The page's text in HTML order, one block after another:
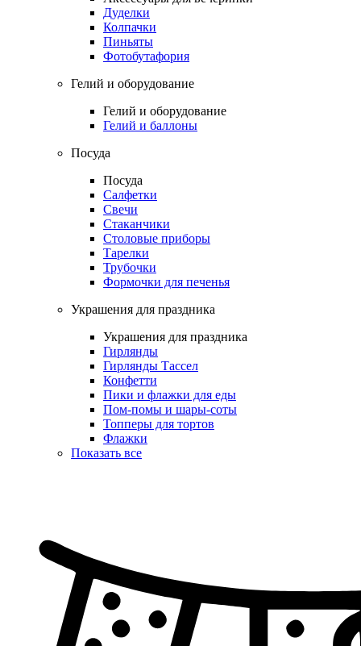
Дуделки
Колпачки
Пиньяты
Фотобутафория
Гелий и оборудование
Гелий и оборудование
Гелий и баллоны
Посуда
Посуда
Салфетки
Свечи
Стаканчики
Столовые приборы
Тарелки
Трубочки
Формочки для печенья
Украшения для праздника
Украшения для праздника
Гирлянды
Гирлянды Тассел
Конфетти
Пики и флажки для еды
Пом-помы и шары-соты
Топперы для тортов
Флажки
Показать все